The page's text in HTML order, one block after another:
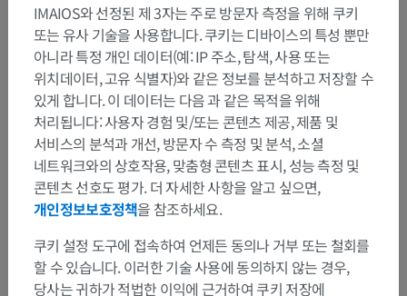
하위 구조:이 부위는 하위 해부 구조가 없습니다
인체 해부학 1
동물 비교 해부학
번역
IMAIOS와 선정된 제 3자는 주로 방문자 측정을 위해 쿠키
또는 유사 기술을 사용합니다. 쿠키는 디바이스의 특성 뿐만
아니라 특정 개인 데이터(예: IP 주소, 탐색, 사용 또는
위치데이터, 고유 식별자)와 같은 정보를 분석하고 저장할 수
있게 합니다. 이 데이터는 다음 과 같은 목적을 위해
처리됩니다: 사용자 경험 및/또는 콘텐츠 제공, 제품 및
서비스의 분석과 개선, 방문자 수 측정 및 분석, 소셜
네트워크와의 상호작용, 맞춤형 콘텐츠 표시, 성능 측정 및
콘텐츠 선호도 평가. 더 자세한 사항을 알고 싶으면,
개인정보보호정책을 참조하세요.
쿠키 설정 도구에 접속하여 언제든 동의나 거부 또는 철회를
할 수 있습니다. 이러한 기술 사용에 동의하지 않는 경우,
당사는 귀하가 적법한 이익에 근거하여 쿠키 저장에